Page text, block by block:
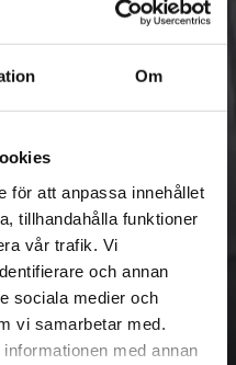
Om
för att anpassa innehållet
tillhandahålla funktioner
vår trafik. Vi
och annan
sociala medier och
vi samarbetar med.
med annan
Repay i